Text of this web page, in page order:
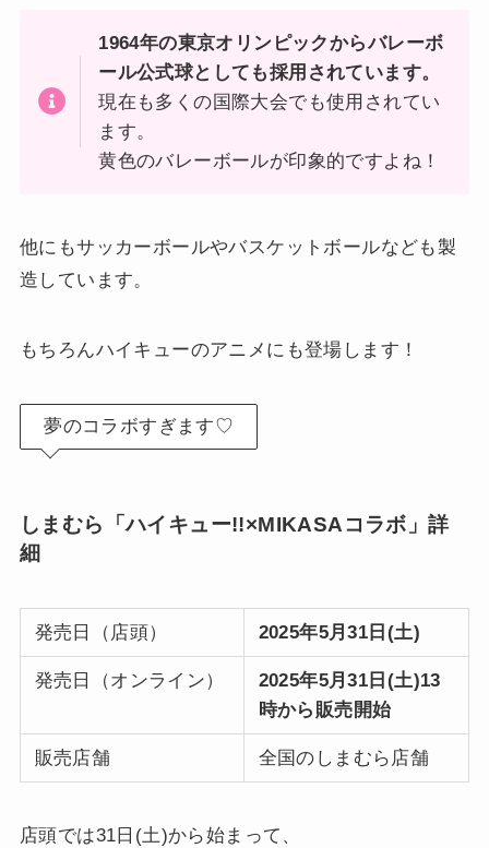
1964年の東京オリンピックからバレーボ
ール公式球としても採用されています。
現在も多くの国際大会でも使用されてい
ます。
黄色のバレーボールが印象的ですよね！
他にもサッカーボールやバスケットボールなども製
造しています。
もちろんハイキューのアニメにも登場します！
夢のコラボすぎます♡
しまむら「ハイキュー!!×MIKASAコラボ」詳
細
発売日（店頭） 2025年5月31日(土)
発売日（オンライン）
2025年5月31日(土)13
時から販売開始
販売店舗 全国のしまむら店舗
店頭では31日(土)から始まって、